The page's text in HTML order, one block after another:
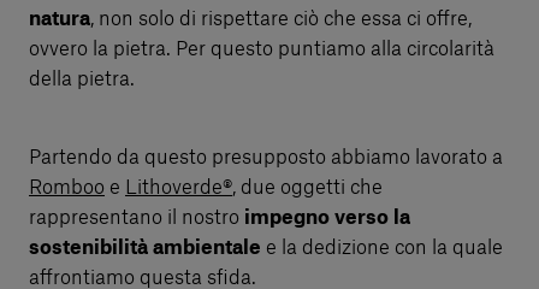
natura, non solo di rispettare ciò che essa ci offre,
ovvero la pietra. Per questo puntiamo alla circolarità
della pietra.
Partendo da questo presupposto abbiamo lavorato a
Romboo e Lithoverde®, due oggetti che
rappresentano il nostro impegno verso la
sostenibilità ambientale e la dedizione con la quale
affrontiamo questa sfida.